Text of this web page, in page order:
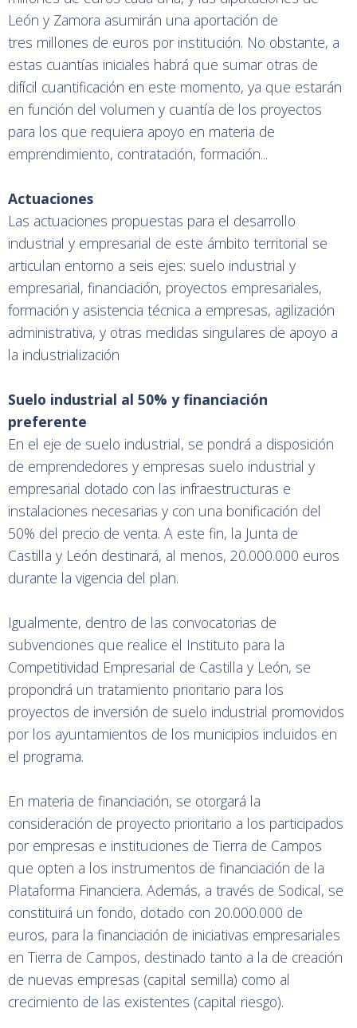
León y Zamora asumirán una aportación de
tres millones de euros por institución. No obstante, a
estas cuantías iniciales habrá que sumar otras de
difícil cuantificación en este momento, ya que estarán
en función del volumen y cuantía de los proyectos
para los que requiera apoyo en materia de
emprendimiento, contratación, formación...
Actuaciones
Las actuaciones propuestas para el desarrollo
industrial y empresarial de este ámbito territorial se
articulan entorno a seis ejes: suelo industrial y
empresarial, financiación, proyectos empresariales,
formación y asistencia técnica a empresas, agilización
administrativa, y otras medidas singulares de apoyo a
la industrialización
Suelo industrial al 50% y financiación
preferente
En el eje de suelo industrial, se pondrá a disposición
de emprendedores y empresas suelo industrial y
empresarial dotado con las infraestructuras e
instalaciones necesarias y con una bonificación del
50% del precio de venta. A este fin, la Junta de
Castilla y León destinará, al menos, 20.000.000 euros
durante la vigencia del plan.
Igualmente, dentro de las convocatorias de
subvenciones que realice el Instituto para la
Competitividad Empresarial de Castilla y León, se
propondrá un tratamiento prioritario para los
proyectos de inversión de suelo industrial promovidos
por los ayuntamientos de los municipios incluidos en
el programa.
En materia de financiación, se otorgará la
consideración de proyecto prioritario a los participados
por empresas e instituciones de Tierra de Campos
que opten a los instrumentos de financiación de la
Plataforma Financiera. Además, a través de Sodical, se
constituirá un fondo, dotado con 20.000.000 de
euros, para la financiación de iniciativas empresariales
en Tierra de Campos, destinado tanto a la de creación
de nuevas empresas (capital semilla) como al
crecimiento de las existentes (capital riesgo).